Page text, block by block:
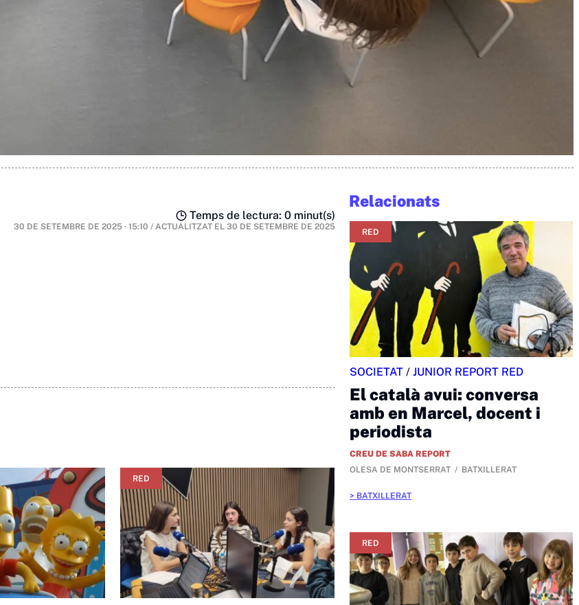
Temps de lectura: 0 minut(s)
30 DE SETEMBRE DE 2025 · 15:10 / ACTUALITZAT EL 30 DE SETEMBRE DE 2025
RED
Relacionats
RED
SOCIETAT / JUNIOR REPORT RED
El català avui: conversa
amb en Marcel, docent i
periodista
CREU DE SABA REPORT
OLESA DE MONTSERRAT
BATXILLERAT
BATXILLERAT
RED